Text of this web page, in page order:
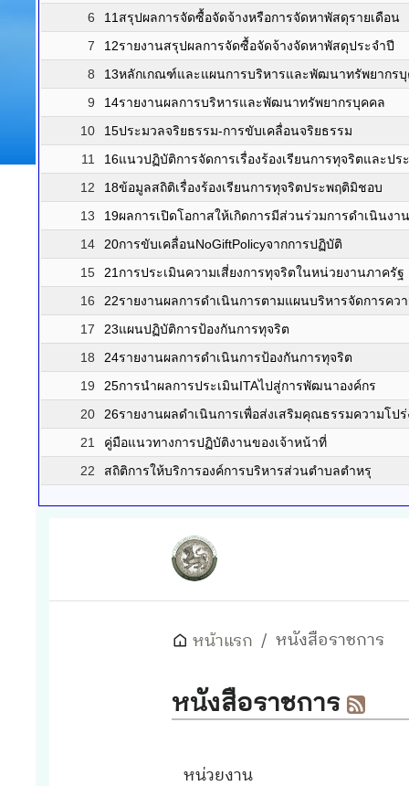
6
11สรุปผลการจัดซื้อจัดจ้างหรือการจัดหาพัสดุรายเดือน
7
12รายงานสรุปผลการจัดซื้อจัดจ้างจัดหาพัสดุประจำปี
8
13หลักเกณฑ์และแผนการบริหารและพัฒนาทรัพยากร
9
14รายงานผลการบริหารและพัฒนาทรัพยากรบุคคล
10
15ประมวลจริยธรรม-การขับเคลื่อนจริยธรรม
11
16แนวปฏิบัติการจัดการเรื่องร้องเรียนการทุจริตและป
12
18ข้อมูลสถิติเรื่องร้องเรียนการทุจริตประพฤติมิชอบ
13
19ผลการเปิดโอกาสให้เกิดการมีส่วนร่วมการดำเนินงาน
14
20การขับเคลื่อนNoGiftPolicyจากการปฏิบัติ
15
21การประเมินความเสี่ยงการทุจริตในหน่วยงานภาครัฐ
16
22รายงานผลการดำเนินการตามแผนบริหารจัดการควา
17
23แผนปฏิบัติการป้องกันการทุจริต
18
24รายงานผลการดำเนินการป้องกันการทุจริต
19
25การนำผลการประเมินITAไปสู่การพัฒนาองค์กร
20
26รายงานผลดำเนินการเพื่อส่งเสริมคุณธรรมความโปร่
21
คู่มือแนวทางการปฏิบัติงานของเจ้าหน้าที่
22
สถิติการให้บริการองค์การบริหารส่วนตำบลตำหรุ